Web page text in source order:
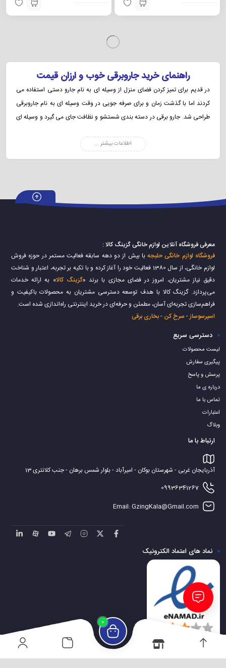
جاروبرقی اسنوا مدل SVC-CA۱۸ جاروبرقی پرشیا مدل PR-۹۸۷
جاروبرقی سایا مدل LOTUS جاروبرقی خزر ۲۲۰۰ وات مدل روژین
ناموجود
جاروبرقی سطلی پارس خزر مدل تورنادو
0